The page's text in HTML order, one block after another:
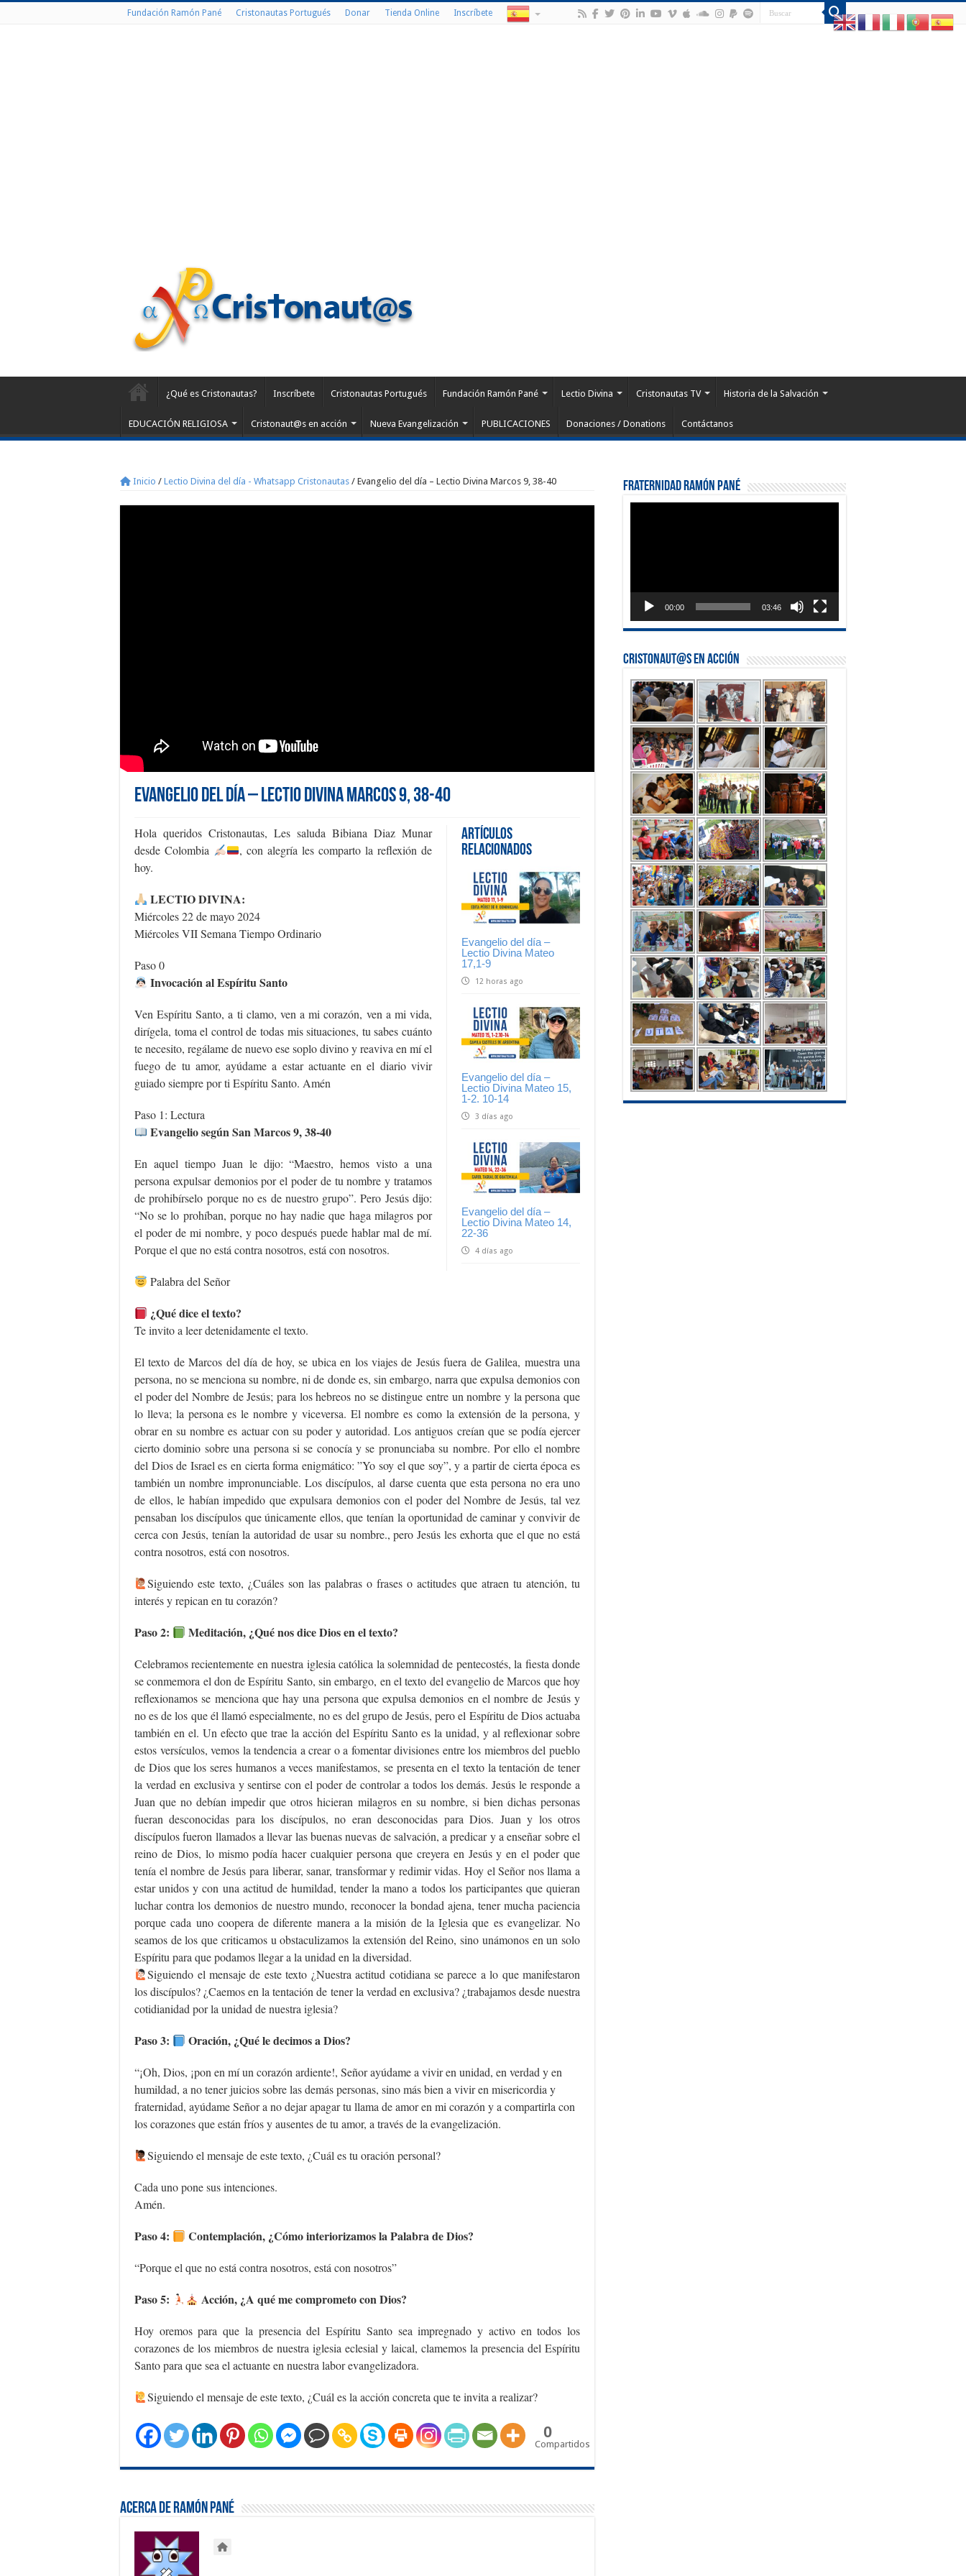
Fundación Ramón Pané Cristonautas Portugués Donar Tienda Online Inscríbete
¿Qué es Cristonautas? Inscríbete Cristonautas Portugués Fundación Ramón Pané Lectio Divina Cristonautas TV Historia de la Salvación
EDUCACIÓN RELIGIOSA Cristonaut@s en acción Nueva Evangelización PUBLICACIONES Donaciones / Donations Contáctanos
Inicio / Lectio Divina del día - Whatsapp Cristonautas / Evangelio del día – Lectio Divina Marcos 9, 38-40
Evangelio del día – Lectio Divina Marcos 9, 38-40
Artículos
Relacionados
Evangelio del día –
Lectio Divina Mateo
17,1-9
12 horas ago
Evangelio del día –
Lectio Divina Mateo 15,
1-2. 10-14
3 días ago
Evangelio del día –
Lectio Divina Mateo 14,
22-36
4 días ago
Hola queridos Cristonautas, Les saluda Bibiana Diaz Munar
desde Colombia
, con alegría les comparto la reflexión de
hoy.
LECTIO DIVINA:
Miércoles 22 de mayo 2024
Miércoles VII Semana Tiempo Ordinario
Paso 0
Invocación al Espíritu Santo
Ven Espíritu Santo, a ti clamo, ven a mi corazón, ven a mi vida,
dirígela, toma el control de todas mis situaciones, tu sabes cuánto
te necesito, regálame de nuevo ese soplo divino y reaviva en mí el
fuego de tu amor, ayúdame a estar actuante en el diario vivir
guiado siempre por ti Espíritu Santo. Amén
Paso 1: Lectura
Evangelio según San Marcos 9, 38-40
En aquel tiempo Juan le dijo: “Maestro, hemos visto a una
persona expulsar demonios por el poder de tu nombre y tratamos
de prohibírselo porque no es de nuestro grupo”. Pero Jesús dijo:
“No se lo prohíban, porque no hay nadie que haga milagros por
el poder de mi nombre, y poco después puede hablar mal de mí.
Porque el que no está contra nosotros, está con nosotros.
Palabra del Señor
¿Qué dice el texto?
Te invito a leer detenidamente el texto.
El texto de Marcos del día de hoy, se ubica en los viajes de Jesús fuera de Galilea, muestra una
persona, no se menciona su nombre, ni de donde es, sin embargo, narra que expulsa demonios con
el poder del Nombre de Jesús; para los hebreos no se distingue entre un nombre y la persona que
lo lleva; la persona es le nombre y viceversa. El nombre es como la extensión de la persona, y
obrar en su nombre es actuar con su poder y autoridad. Los antiguos creían que se podía ejercer
cierto dominio sobre una persona si se conocía y se pronunciaba su nombre. Por ello el nombre
del Dios de Israel es en cierta forma enigmático: ”Yo soy el que soy”, y a partir de cierta época es
también un nombre impronunciable. Los discípulos, al darse cuenta que esta persona no era uno
de ellos, le habían impedido que expulsara demonios con el poder del Nombre de Jesús, tal vez
pensaban los discípulos que únicamente ellos, que tenían la oportunidad de caminar y convivir de
cerca con Jesús, tenían la autoridad de usar su nombre., pero Jesús les exhorta que el que no está
contra nosotros, está con nosotros.
‍Siguiendo este texto, ¿Cuáles son las palabras o frases o actitudes que atraen tu atención, tu
interés y repican en tu corazón?
Paso 2: Meditación, ¿Qué nos dice Dios en el texto?
Celebramos recientemente en nuestra iglesia católica la solemnidad de pentecostés, la fiesta donde
se conmemora el don de Espíritu Santo, sin embargo, en el texto del evangelio de Marcos que hoy
reflexionamos se menciona que hay una persona que expulsa demonios en el nombre de Jesús y
no es de los que él llamó especialmente, no es del grupo de Jesús, pero el Espíritu de Dios actuaba
también en el. Un efecto que trae la acción del Espíritu Santo es la unidad, y al reflexionar sobre
estos versículos, vemos la tendencia a crear o a fomentar divisiones entre los miembros del pueblo
de Dios que los seres humanos a veces manifestamos, se presenta en el texto la tentación de tener
la verdad en exclusiva y sentirse con el poder de controlar a todos los demás. Jesús le responde a
Juan que no debían impedir que otros hicieran milagros en su nombre, si bien dichas personas
fueran desconocidas para los discípulos, no eran desconocidas para Dios. Juan y los otros
discípulos fueron llamados a llevar las buenas nuevas de salvación, a predicar y a enseñar sobre el
reino de Dios, lo mismo podía hacer cualquier persona que creyera en Jesús y en el poder que
tenía el nombre de Jesús para liberar, sanar, transformar y redimir vidas. Hoy el Señor nos llama a
estar unidos y con una actitud de humildad, tender la mano a todos los participantes que quieran
luchar contra los demonios de nuestro mundo, reconocer la bondad ajena, tener mucha paciencia
porque cada uno coopera de diferente manera a la misión de la Iglesia que es evangelizar. No
seamos de los que criticamos u obstaculizamos la extensión del Reino, sino unámonos en un solo
Espíritu para que podamos llegar a la unidad en la diversidad.
Siguiendo el mensaje de este texto ¿Nuestra actitud cotidiana se parece a lo que manifestaron
los discípulos? ¿Caemos en la tentación de tener la verdad en exclusiva? ¿trabajamos desde nuestra
cotidianidad por la unidad de nuestra iglesia?
Paso 3: Oración, ¿Qué le decimos a Dios?
“¡Oh, Dios, ¡pon en mí un corazón ardiente!, Señor ayúdame a vivir en unidad, en verdad y en
humildad, a no tener juicios sobre las demás personas, sino más bien a vivir en misericordia y
fraternidad, ayúdame Señor a no dejar apagar tu llama de amor en mi corazón y a compartirla con
los corazones que están fríos y ausentes de tu amor, a través de la evangelización.
‍Siguiendo el mensaje de este texto, ¿Cuál es tu oración personal?
Cada uno pone sus intenciones.
Amén.
Paso 4: Contemplación, ¿Cómo interiorizamos la Palabra de Dios?
“Porque el que no está contra nosotros, está con nosotros”
Paso 5: Acción, ¿A qué me comprometo con Dios?
Hoy oremos para que la presencia del Espíritu Santo sea impregnado y activo en todos los
corazones de los miembros de nuestra iglesia eclesial y laical, clamemos la presencia del Espíritu
Santo para que sea el actuante en nuestra labor evangelizadora.
‍Siguiendo el mensaje de este texto, ¿Cuál es la acción concreta que te invita a realizar?
0
Compartidos
Acerca de Ramón Pané
Fraternidad Ramón Pané
00:00 03:46
Cristonaut@s en Acción